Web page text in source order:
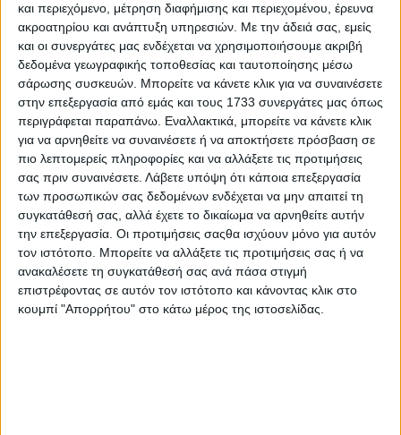
και περιεχόμενο, μέτρηση διαφήμισης και περιεχομένου, έρευνα
ακροατηρίου και ανάπτυξη υπηρεσιών. Με την άδειά σας, εμείς
και οι συνεργάτες μας ενδέχεται να χρησιμοποιήσουμε ακριβή
δεδομένα γεωγραφικής τοποθεσίας και ταυτοποίησης μέσω
σάρωσης συσκευών. Μπορείτε να κάνετε κλικ για να συναινέσετε
στην επεξεργασία από εμάς και τους 1733 συνεργάτες μας όπως
περιγράφεται παραπάνω. Εναλλακτικά, μπορείτε να κάνετε κλικ
για να αρνηθείτε να συναινέσετε ή να αποκτήσετε πρόσβαση σε
πιο λεπτομερείς πληροφορίες και να αλλάξετε τις προτιμήσεις
σας πριν συναινέσετε. Λάβετε υπόψη ότι κάποια επεξεργασία
των προσωπικών σας δεδομένων ενδέχεται να μην απαιτεί τη
συγκατάθεσή σας, αλλά έχετε το δικαίωμα να αρνηθείτε αυτήν
την επεξεργασία. Οι προτιμήσεις σαςθα ισχύουν μόνο για αυτόν
τον ιστότοπο. Μπορείτε να αλλάξετε τις προτιμήσεις σας ή να
ανακαλέσετε τη συγκατάθεσή σας ανά πάσα στιγμή
επιστρέφοντας σε αυτόν τον ιστότοπο και κάνοντας κλικ στο
κουμπί "Απορρήτου" στο κάτω μέρος της ιστοσελίδας.
Σταματάει από το Star η Κάτια
Μακρή
12.07.2021 - 19:56
ΔΙΑΒΆΣΤΕ ΠΕΡΙΣΣΌΤΕΡΑ